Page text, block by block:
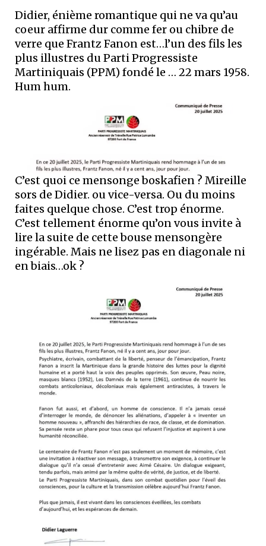
Didier, énième romantique qui ne va qu’au
coeur affirme dur comme fer ou chibre de
verre que Frantz Fanon est…l’un des fils les
plus illustres du Parti Progressiste
Martiniquais (PPM) fondé le … 22 mars 1958.
Hum hum.
C’est quoi ce mensonge boskafien ? Mireille
sors de Didier. ou vice-versa. Ou du moins
faites quelque chose. C’est trop énorme.
C’est tellement énorme qu’on vous invite à
lire la suite de cette bouse mensongère
ingérable. Mais ne lisez pas en diagonale ni
en biais…ok ?